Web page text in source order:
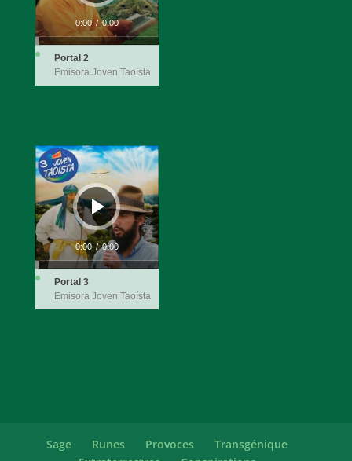
0:00 / 0:00
Portal 2
Emisora Joven Taoísta
Audio
Player
0:00 / 0:00
Portal 3
Emisora Joven Taoísta
Sage Runes Provoces
Transgénique